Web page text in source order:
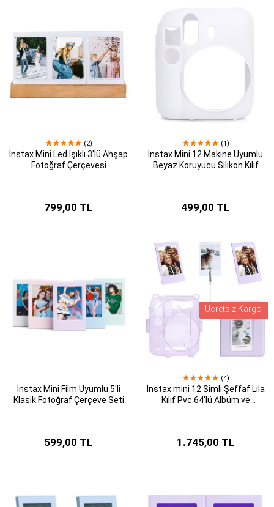
(2)
Instax Mini Led Işıklı 3'lü Ahşap
Fotoğraf Çerçevesi
799,00 TL
(1)
Instax Mini 12 Makine Uyumlu
Beyaz Koruyucu Silikon Kılıf
499,00 TL
Instax Mini Film Uyumlu 5'li
Klasik Fotoğraf Çerçeve Seti
599,00 TL
Ücretsiz Kargo
(4)
Instax mini 12 Simli Şeffaf Lila
Kılıf Pvc 64'lü Albüm ve
1.745,00 TL